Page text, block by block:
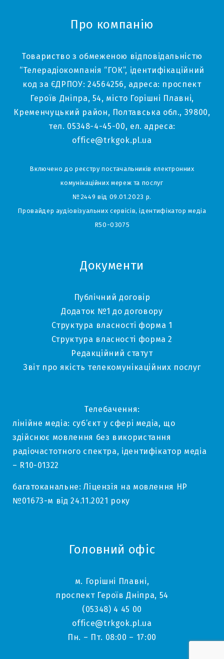
Про компанію
Товариство з обмеженою відповідальністю
“Телерадіокомпанія “ГОК”, ідентифікаційний
код за ЄДРПОУ: 24564256, адреса: проспект
Героїв Дніпра, 54, місто Горішні Плавні,
Кременчуцький район, Полтавська обл., 39800,
тел. 05348-4-45-00, ел. адреса:
office@trkgok.pl.ua
Включено до реєстру постачальників електронних
комунікаційних мереж та послуг
№2449 від 09.01.2023 р.
Провайдер аудіовізуальних сервісів, ідентифікатор медіа
R50-03075
Документи
Публічний договір
Додаток №1 до договору
Структура власності форма 1
Структура власності форма 2
Редакційний статут
Звіт про якість телекомунікаційних послуг
Телебачення:
лінійне медіа: суб’єкт у сфері медіа, що
здійснює мовлення без використання
радіочастотного спектра, ідентифікатор медіа
– R10-01322
багатоканальне: Ліцензія на мовлення НР
№01673-м від 24.11.2021 року
Головний офіс
м. Горішні Плавні,
проспект Героїв Дніпра, 54
(05348) 4 45 00
office@trkgok.pl.ua
Пн. – Пт. 08:00 – 17:00